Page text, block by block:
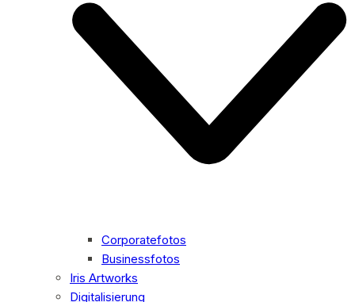
Corporatefotos
Businessfotos
Iris Artworks
Digitalisierung